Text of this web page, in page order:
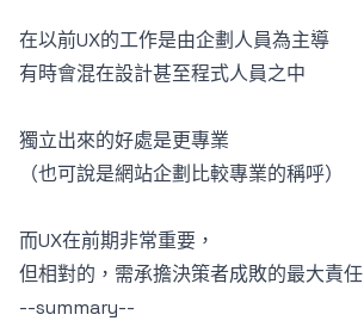
在以前UX的工作是由企劃人員為主導
有時會混在設計甚至程式人員之中
獨立出來的好處是更專業
（也可說是網站企劃比較專業的稱呼）
而UX在前期非常重要，
但相對的，需承擔決策者成敗的最大責任
--summary--